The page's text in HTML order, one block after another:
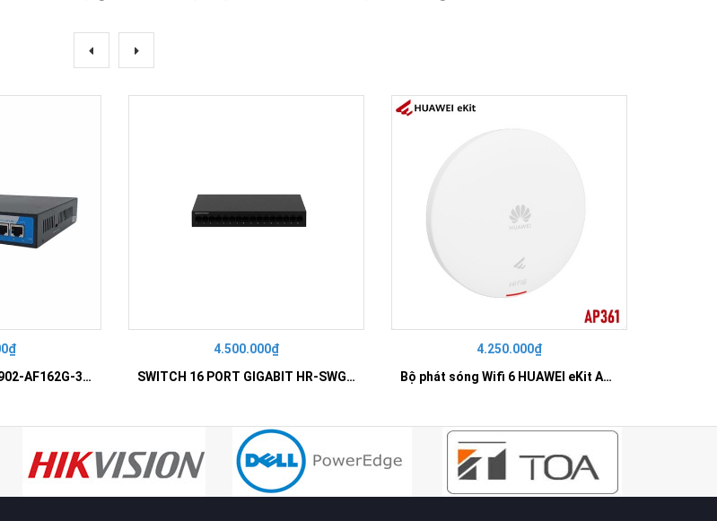
SWITCH 18 PORT HR902-AF162G-300 – Switch PoE 16 Cổng
4.500.000₫
SWITCH 16 PORT GIGABIT HR-SWG00160
4.250.000₫
Bộ phát sóng Wifi 6 HUAWEI eKit AP361